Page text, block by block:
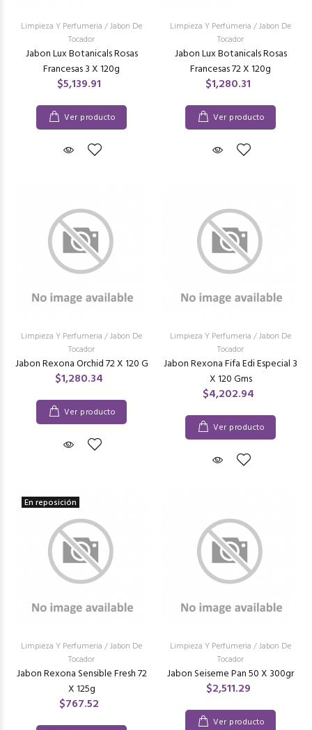
Limpieza Y Perfumeria /Jabon De
Tocador
Jabon Lux Botanicals Rosas
Francesas 3 X 120g
$5,139.91
Ver producto
Limpieza Y Perfumeria /Jabon De
Tocador
Jabon Lux Botanicals Rosas
Francesas 72 X 120g
$1,280.31
Ver producto
Limpieza Y Perfumeria /Jabon De
Tocador
Jabon Rexona Orchid 72 X 120 G
$1,280.34
Ver producto
Limpieza Y Perfumeria /Jabon De
Tocador
Jabon Rexona Fifa Edi Especial 3
X 120 Gms
$4,202.94
Ver producto
En reposición
Limpieza Y Perfumeria /Jabon De
Tocador
Jabon Rexona Sensible Fresh 72
X 125g
$767.52
Limpieza Y Perfumeria /Jabon De
Tocador
Jabon Seiseme Pan 50 X 300gr
$2,511.29
Ver producto